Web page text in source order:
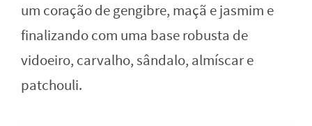
um coração de gengibre, maçã e jasmim e
finalizando com uma base robusta de
vidoeiro, carvalho, sândalo, almíscar e
patchouli.